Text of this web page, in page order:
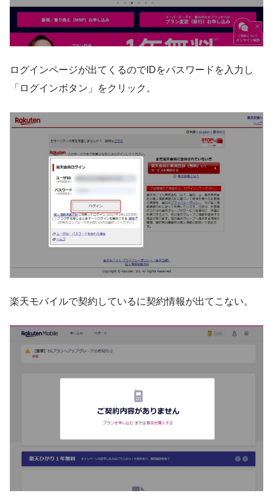
ログインページが出てくるのでIDをパスワードを入力し
「ログインボタン」をクリック。
楽天モバイルで契約しているに契約情報が出てこない。